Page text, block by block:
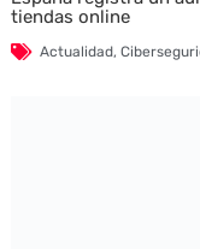
tiendas online
Actualidad,